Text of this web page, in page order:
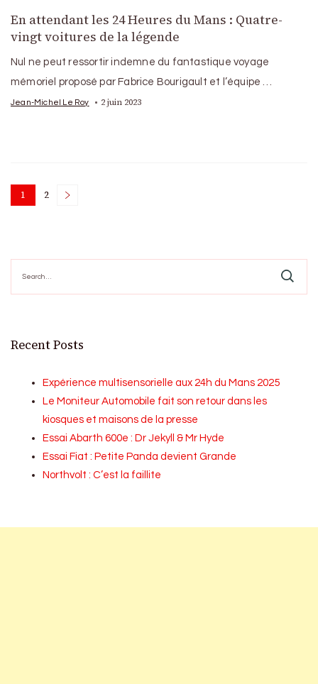
En attendant les 24 Heures du Mans : Quatre-
vingt voitures de la légende
Nul ne peut ressortir indemne du fantastique voyage
mémoriel proposé par Fabrice Bourigault et l’équipe …
Jean-Michel Le Roy 2 juin 2023
Posts
Page
1 Page
2
for:
Recent Posts
Expérience multisensorielle aux 24h du Mans 2025
Le Moniteur Automobile fait son retour dans les
kiosques et maisons de la presse
Essai Abarth 600e : Dr Jekyll & Mr Hyde
Essai Fiat : Petite Panda devient Grande
Northvolt : C’est la faillite